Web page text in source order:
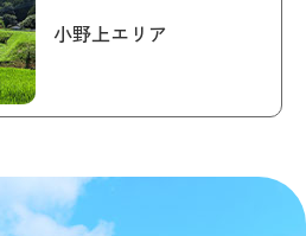
小野上エリア